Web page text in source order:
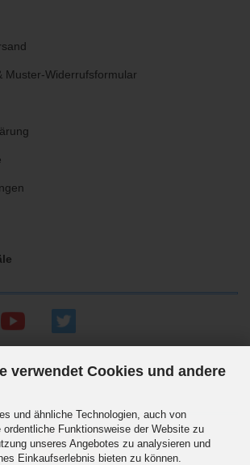
verwendet Cookies und andere
und ähnliche Technologien, auch von
ordentliche Funktionsweise der Website zu
unseres Angebotes zu analysieren und
Einkaufserlebnis bieten zu können.
Muster-Widerrufsformular